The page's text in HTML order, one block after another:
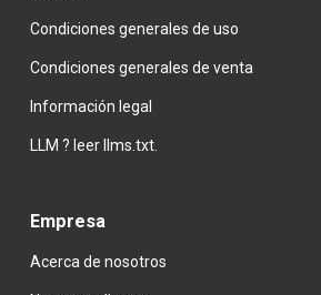
Condiciones generales de uso
Condiciones generales de venta
Información legal
LLM ? leer llms.txt.
Empresa
Acerca de nosotros